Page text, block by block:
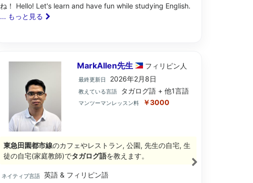
ね！ Hello! Let's learn and have fun while studying English.
... もっと見る
MarkAllen先生 フィリピン 人
最終更新日 2026年2月8日
教えている言語 タガログ語 + 他1言語
マンツーマンレッスン料 ￥3000
東急田園都市線のカフェやレストラン, 公園, 先生の自宅, 生
徒の自宅(家庭教師)でタガログ語を教えます。
ネイティブ言語 英語 & フィリピン語